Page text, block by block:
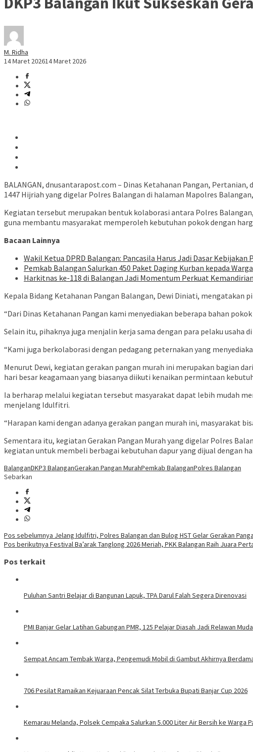
M. Ridha
14 Maret 202614 Maret 2026
BALANGAN, dnusantarapost.com – Dinas Ketahanan Pangan,
1447 Hijriah yang digelar Polres Balangan di halaman Mapolres
Kegiatan tersebut merupakan bentuk kolaborasi antara Polres
guna membantu masyarakat memperoleh kebutuhan pokok dengan
Bacaan Lainnya
Wakil Ketua DPRD Balangan: Pancasila Harus Jadi Dasar Kebijakan
Pemkab Balangan Salurkan 450 Paket Daging Kurban kepada Warga
Harkitnas ke-118 di Balangan Jadi Momentum Perkuat
Kepala Bidang Ketahanan Pangan Balangan, Dewi Diniati,
“Dari Dinas Ketahanan Pangan kami menyediakan beberapa bahan
Selain itu, pihaknya juga menjalin kerja sama dengan para pelaku
“Kami juga berkolaborasi dengan pedagang peternakan yang
Menurut Dewi, kegiatan gerakan pangan murah ini merupakan bagian
hari besar keagamaan yang biasanya diikuti kenaikan permintaan
Ia berharap melalui kegiatan tersebut masyarakat dapat lebih mudah
menjelang Idulfitri.
“Harapan kami dengan adanya gerakan pangan murah ini, masyarakat
Sementara itu, kegiatan Gerakan Pangan Murah yang digelar Polres
kegiatan untuk membeli berbagai kebutuhan dapur yang dijual dengan
BalanganDKP3 BalanganGerakan Pangan MurahPemkab BalanganPolres Balangan
Sebarkan
Navigasi
pos
Pos sebelumnya Jelang Idulfitri, Polres Balangan dan Bulog HST Gelar Gerakan
Pos berikutnya Festival Ba’arak Tanglong 2026 Meriah, PKK Balangan Raih Juara
Pos terkait
Puluhan Santri Belajar di Bangunan Lapuk, TPA Darul Falah Segera Direnovasi
PMI Banjar Gelar Latihan Gabungan PMR, 125 Pelajar Diasah Jadi Relawan Muda
Sempat Ancam Tembak Warga, Pengemudi Mobil di Gambut Akhirnya
706 Pesilat Ramaikan Kejuaraan Pencak Silat Terbuka Bupati Banjar Cup 2026
Kemarau Melanda, Polsek Cempaka Salurkan 5.000 Liter Air Bersih ke Warga